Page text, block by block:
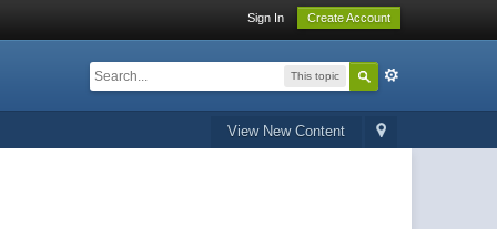
Sign In Create Account
This topic
View New Content